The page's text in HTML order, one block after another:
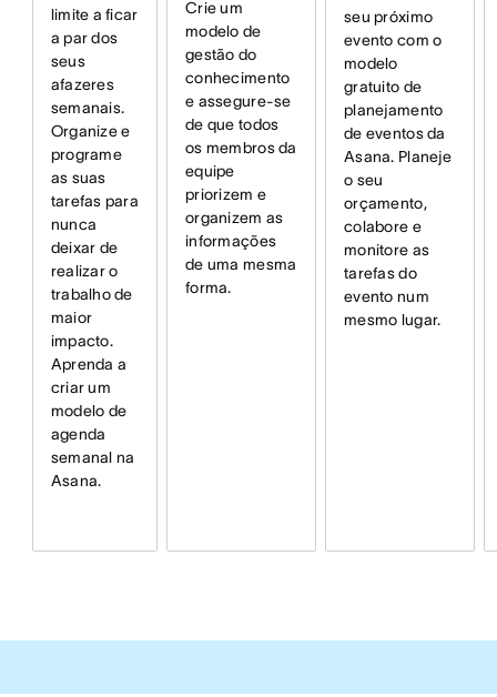
limite a ficar
a par dos
seus
afazeres
semanais.
Organize e
programe
as suas
tarefas para
nunca
deixar de
realizar o
trabalho de
maior
impacto.
Aprenda a
criar um
modelo de
agenda
semanal na
Asana.
Crie um
modelo de
gestão do
conhecimento
e assegure-se
de que todos
os membros da
equipe
priorizem e
organizem as
informações
de uma mesma
forma.
seu próximo
evento com o
modelo
gratuito de
planejamento
de eventos da
Asana. Planeje
o seu
orçamento,
colabore e
monitore as
tarefas do
evento num
mesmo lugar.